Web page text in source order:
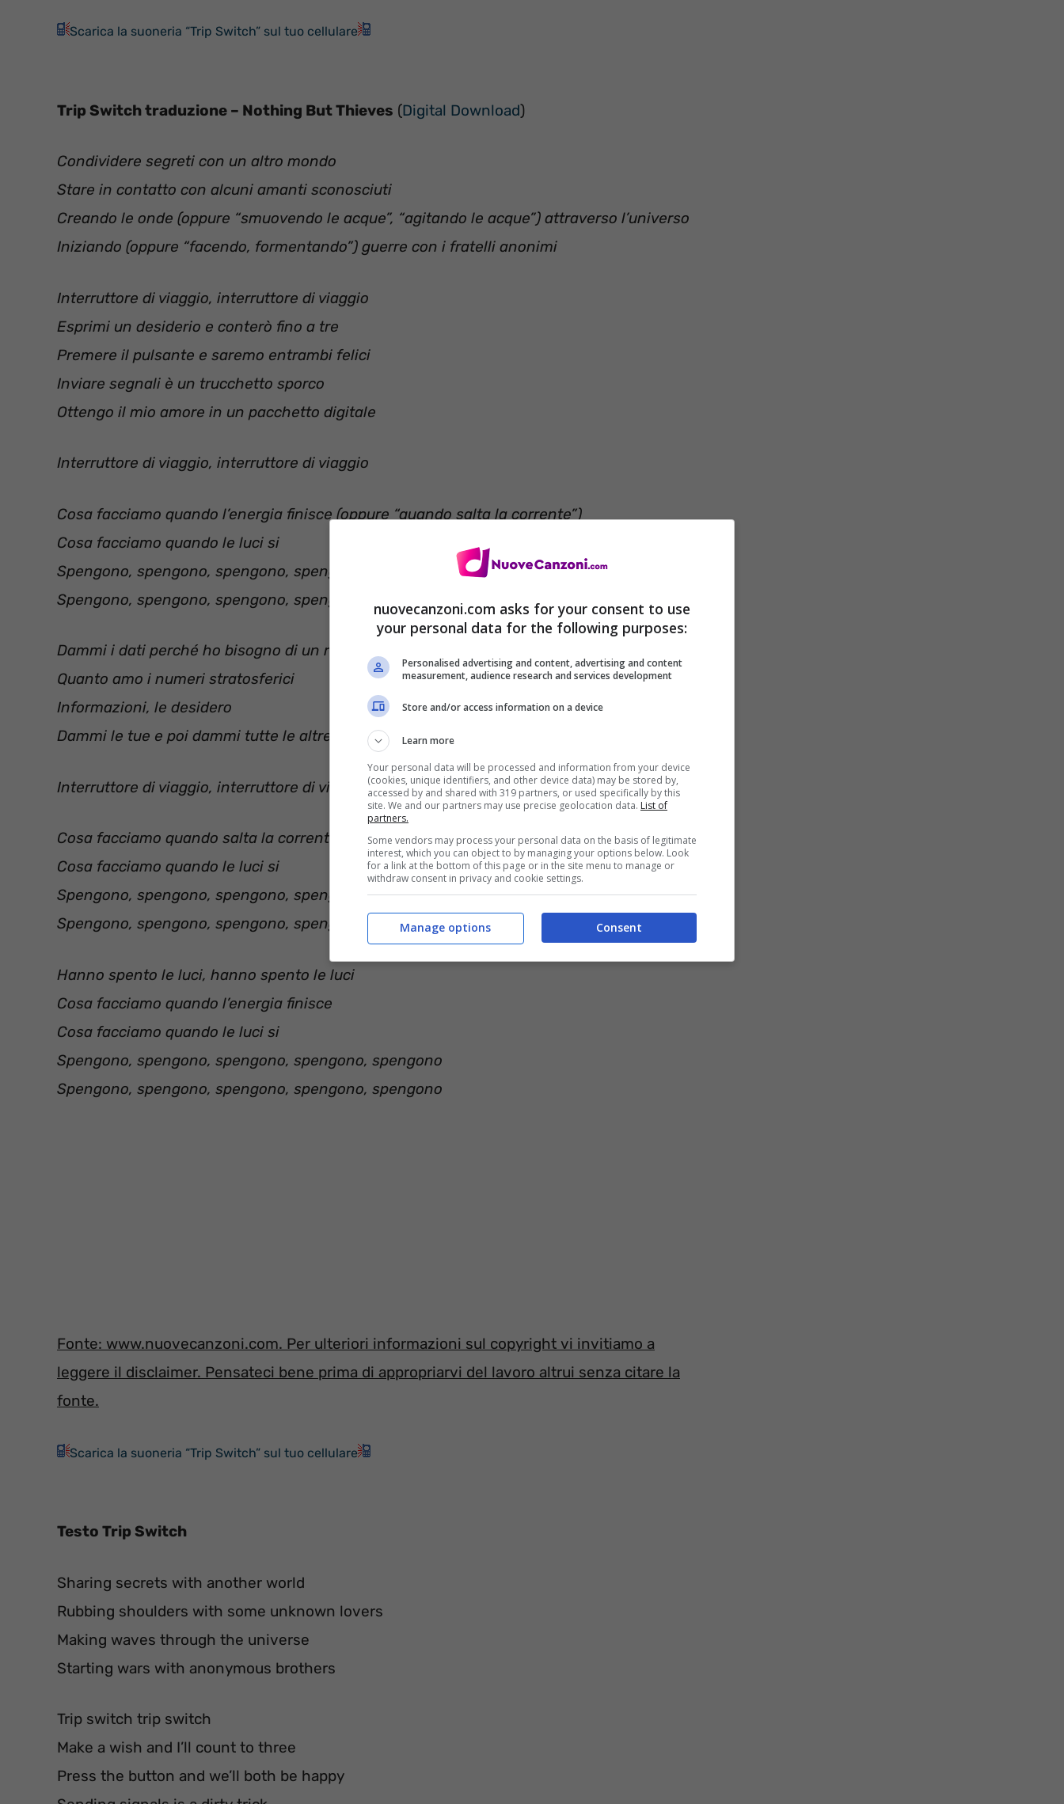
Scarica la suoneria “Trip Switch” sul tuo cellulare
Trip Switch traduzione – Nothing But Thieves (Digital Download)
Condividere segreti con un altro mondo
Stare in contatto con alcuni amanti sconosciuti
Creando le onde (oppure “smuovendo le acque”, “agitando le acque”) attraverso l’universo
Iniziando (oppure “facendo, formentando”) guerre con i fratelli anonimi
Interruttore di viaggio, interruttore di viaggio
Esprimi un desiderio e conterò fino a tre
Premere il pulsante e saremo entrambi felici
Inviare segnali è un trucchetto sporco
Ottengo il mio amore in un pacchetto digitale
Interruttore di viaggio, interruttore di viaggio
Cosa facciamo quando l’energia finisce (oppure “quando salta la corrente”)
Cosa facciamo quando le luci si
Spengono, spengono, spengono, spengono, spengono
Spengono, spengono, spengono, spengono, spengono
Dammi i dati perché ho bisogno di un riscontro (oppure “colpo, risultato, tiro”)
Quanto amo i numeri stratosferici
Informazioni, le desidero
Dammi le tue e poi dammi tutte le altre
Interruttore di viaggio, interruttore di viaggio
Cosa facciamo quando salta la corrente
Cosa facciamo quando le luci si
Spengono, spengono, spengono, spengono, spengono
Spengono, spengono, spengono, spengono, spengono
Hanno spento le luci, hanno spento le luci
Cosa facciamo quando l’energia finisce
Cosa facciamo quando le luci si
Spengono, spengono, spengono, spengono, spengono
Spengono, spengono, spengono, spengono, spengono
Fonte: www.nuovecanzoni.com. Per ulteriori informazioni sul copyright vi invitiamo a
leggere il disclaimer. Pensateci bene prima di appropriarvi del lavoro altrui senza citare la
fonte.
Scarica la suoneria “Trip Switch” sul tuo cellulare
Testo Trip Switch
Sharing secrets with another world
Rubbing shoulders with some unknown lovers
Making waves through the universe
Starting wars with anonymous brothers
Trip switch trip switch
Make a wish and I’ll count to three
Press the button and we’ll both be happy
nuovecanzoni.com asks for your consent to use
your personal data for the following purposes:
Personalised advertising and content, advertising and content
measurement, audience research and services development
Store and/or access information on a device
Learn more
Your personal data will be processed and information from your device
(cookies, unique identifiers, and other device data) may be stored by,
accessed by and shared with 319 partners, or used specifically by this
site. We and our partners may use precise geolocation data. List of
partners.
Some vendors may process your personal data on the basis of legitimate
interest, which you can object to by managing your options below. Look
for a link at the bottom of this page or in the site menu to manage or
withdraw consent in privacy and cookie settings.
Consent
Manage options